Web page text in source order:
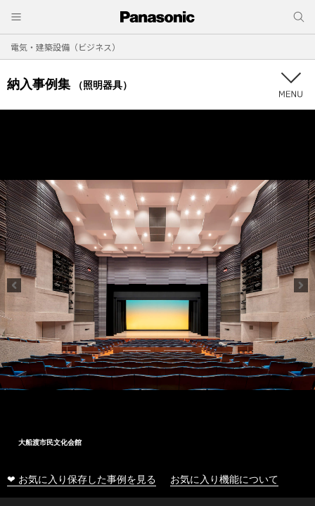
電気・建築設備（ビジネス）
納入事例集 （照明器具）
大船渡市民文化会館
❤ お気に入り保存した事例を見る お気に入り機能について